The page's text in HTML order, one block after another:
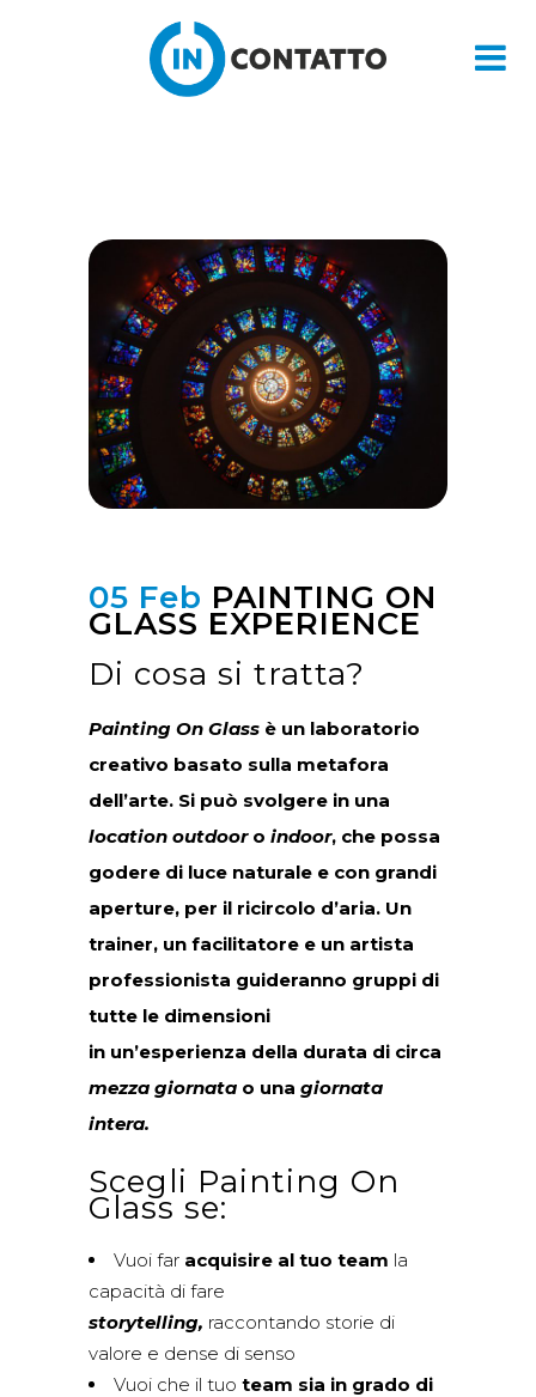
05 Feb PAINTING ON
GLASS EXPERIENCE
Di cosa si tratta?
Painting On Glass è un laboratorio
creativo basato sulla metafora
dell’arte. Si può svolgere in una
location outdooro indoor, che possa
godere di luce naturale e con grandi
aperture, per il ricircolo d’aria. Un
trainer, un facilitatore e un artista
professionista guideranno gruppi di
tutte le dimensioni
in un’esperienza della durata di circa
mezza giornata o una giornata
intera.
Scegli Painting On
Glass se:
Vuoi far acquisire al tuo team la
capacità di fare
storytelling, raccontando storie di
valore e dense di senso
Vuoi che il tuo team sia in grado di